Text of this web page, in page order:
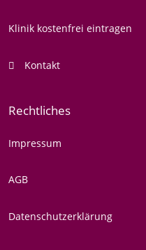
Klinik kostenfrei eintragen
Kontakt
Rechtliches
Impressum
AGB
Datenschutzerklärung